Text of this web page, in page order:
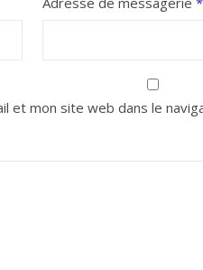
et mon site web dans le